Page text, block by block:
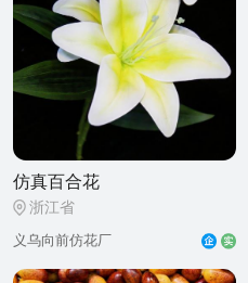
仿真百合花
浙江省
义乌向前仿花厂